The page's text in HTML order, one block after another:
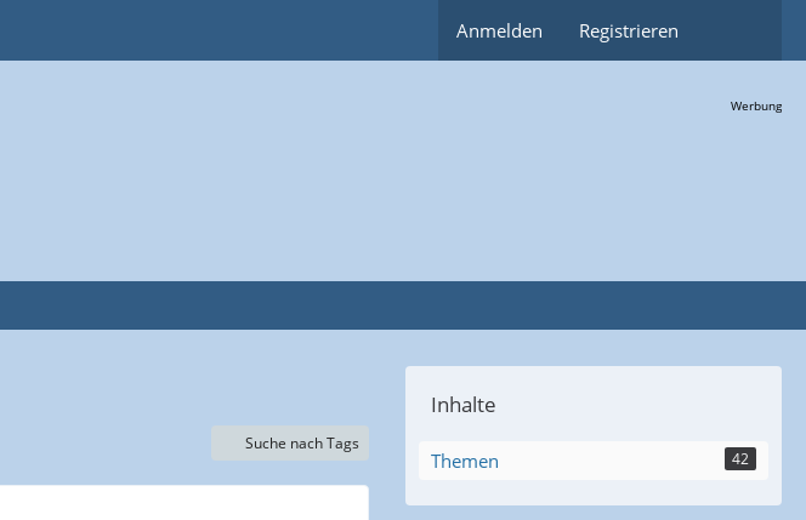
Anmelden Registrieren
Werbung
Suche nach Tags
Inhalte
Themen 42